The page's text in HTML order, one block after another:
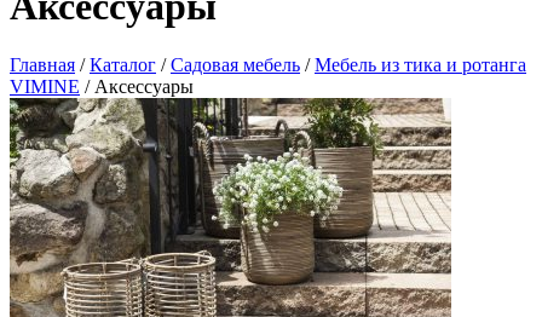
Главная /Каталог /Садовая мебель /Мебель из тика и ротанга
VIMINE / Аксессуары